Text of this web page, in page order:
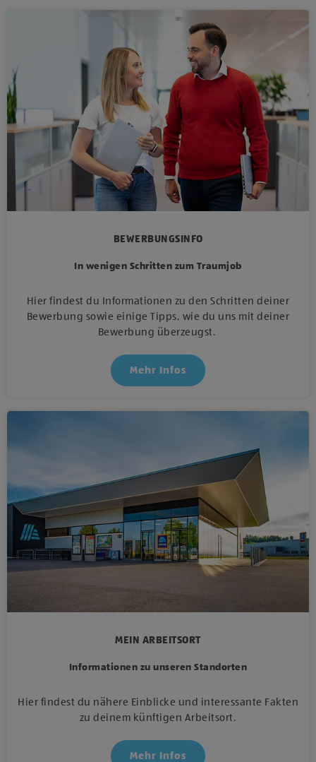
BEWERBUNGSINFO
In wenigen Schritten zum Traumjob
Hier findest du Informationen zu den Schritten deiner
Bewerbung sowie einige Tipps, wie du uns mit deiner
Bewerbung überzeugst.
Mehr Infos
MEIN ARBEITSORT
Informationen zu unseren Standorten
Hier findest du nähere Einblicke und interessante Fakten
zu deinem künftigen Arbeitsort.
Mehr Infos